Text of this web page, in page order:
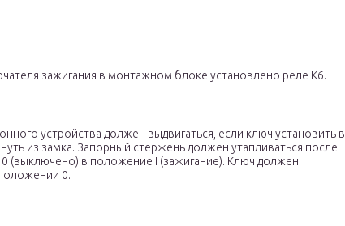
зажигания в монтажном блоке установлено реле К6.
устройства должен выдвигаться, если ключ установить в
из замка. Запорный стержень должен утапливаться после
(выключено) в положение I (зажигание). Ключ должен
0.